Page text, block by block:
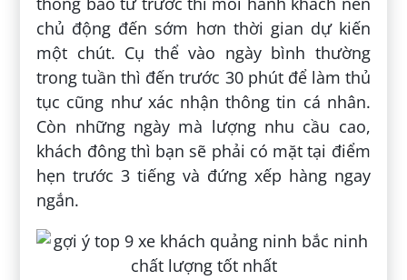
chủ động đến sớm hơn thời gian dự kiến
một chút. Cụ thể vào ngày bình thường
trong tuần thì đến trước 30 phút để làm thủ
tục cũng như xác nhận thông tin cá nhân.
Còn những ngày mà lượng nhu cầu cao,
khách đông thì bạn sẽ phải có mặt tại điểm
hẹn trước 3 tiếng và đứng xếp hàng ngay
ngắn.